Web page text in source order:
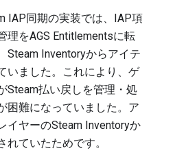
IAP同期の実装では、IAP項
理をAGS Entitlementsに転
Steam Inventoryからアイテ
いました。これにより、ゲ
Steam払い戻しを管理・処
困難になっていました。ア
イヤーのSteam Inventoryか
れていたためです。